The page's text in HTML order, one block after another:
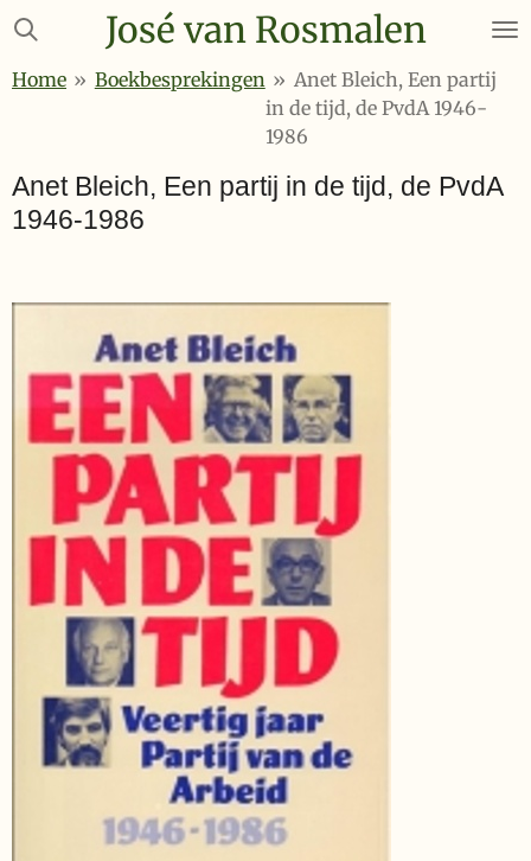
Ga
naar
José van Rosmalen
Home » Boekbesprekingen » Anet Bleich, Een partij
in de tijd, de PvdA 1946-
1986
Anet Bleich, Een partij in de tijd, de PvdA
1946-1986